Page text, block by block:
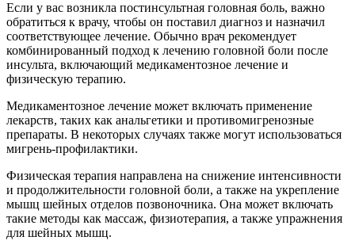
Если у вас возникла постинсультная головная боль, важно
обратиться к врачу, чтобы он поставил диагноз и назначил
соответствующее лечение. Обычно врач рекомендует
комбинированный подход к лечению головной боли после
инсульта, включающий медикаментозное лечение и
физическую терапию.
Медикаментозное лечение может включать применение
лекарств, таких как анальгетики и противомигренозные
препараты. В некоторых случаях также могут использоваться
мигрень-профилактики.
Физическая терапия направлена на снижение интенсивности
и продолжительности головной боли, а также на укрепление
мышц шейных отделов позвоночника. Она может включать
такие методы как массаж, физиотерапия, а также упражнения
для шейных мышц.